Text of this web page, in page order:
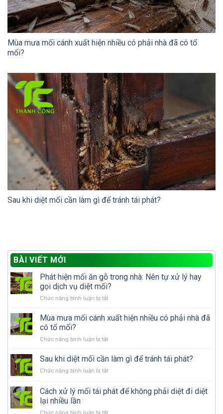
Mùa mưa mối cánh xuất hiện nhiều có phải nhà đã có tổ
mối?
Sau khi diệt mối cần làm gì để tránh tái phát?
BÀI VIẾT MỚI
Phát hiện mối ăn gỗ trong nhà: Nên tự xử lý hay
gọi dịch vụ diệt mối?
Chức năng bình luận bị tắtở
hiện
gỗ
nhà:
tự
lý
Mùa mưa mối cánh xuất hiện nhiều có phải nhà đã
có tổ mối?
Chức năng bình luận bị tắtở
mưa
cánh
hiện
Sau khi diệt mối cần làm gì để tránh tái phát?
Chức năng bình luận bị tắtở
khi
diệt
Cách xử lý mối tái phát để không phải diệt đi diệt
lại nhiều lần
ở